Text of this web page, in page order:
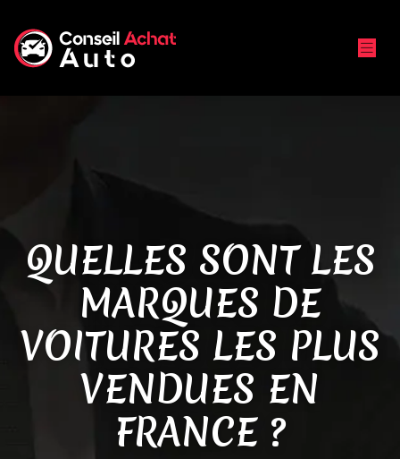
QUELLES SONT LES
MARQUES DE
VOITURES LES PLUS
VENDUES EN
FRANCE ?